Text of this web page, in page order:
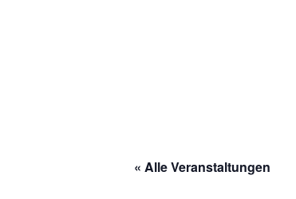
« Alle Veranstaltungen